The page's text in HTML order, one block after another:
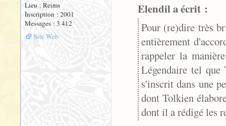
Lieu : Reims
Inscription : 2001
Messages : 3 412
Site Web
Elendil a écrit :
Pour (re)dire très
entièrement
rappeler la
Légendaire tel
s'inscrit dans une
dont Tolkien
dont il a rédigé les